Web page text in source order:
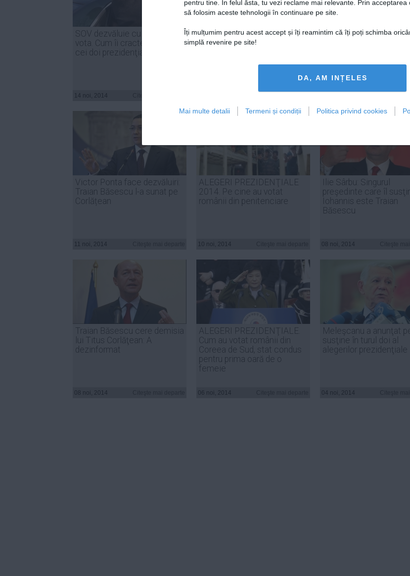
pentru tine. În felul ăsta, tu vezi reclame mai relevante. Prin acceptarea
să folosim aceste tehnologii în continuare pe site.
Îți mulțumim pentru acest accept și îți reamintim că îți poți schimba
simplă revenire pe site!
DA, AM INȚELES
Mai multe detalii Termeni și condiții Politica privind cookies
SOV dezvăluie cu cine va
vota. Cum îi cracterizează pe
cei doi prezidenţiabili
14 noi, 2014
DOVADA că ACL pregătește
fraudarea alegerilor în
Pe ce voturi se
Victor Ponta face dezvăluiri:
Traian Băsescu l-a sunat pe
Corlățean
11 noi, 2014
ALEGERI PREZIDENŢIALE
2014. Pe cine au votat
românii din penitenciare
10 noi, 2014
Ilie Sârbu: Singurul
preşedinte care îl
Iohannis este Traian
Băsescu
08 noi, 2014
Traian Băsescu cere demisia
lui Titus Corlăţean: A
dezinformat
08 noi, 2014
ALEGERI PREZIDENŢIALE.
Cum au votat românii din
Coreea de Sud, stat condus
pentru prima oară de o
femeie
06 noi, 2014
Meleşcanu a anunţat
susţine în turul doi al
alegerilor prezidenţiale
04 noi, 2014